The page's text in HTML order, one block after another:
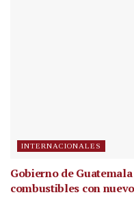
INTERNACIONALES
Gobierno de
combustibles con